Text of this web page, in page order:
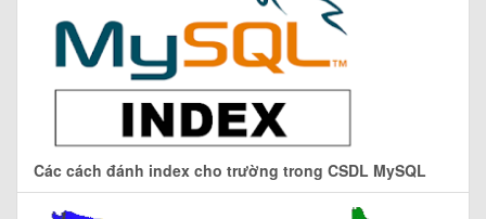
Các cách đánh index cho trường trong CSDL MySQL